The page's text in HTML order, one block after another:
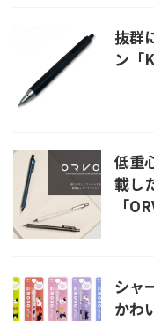
抜群
ン「
低重
載し
「
シャ
かわ